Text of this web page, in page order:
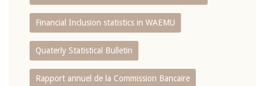
Financial Inclusion statistics in WAEMU
Quaterly Statistical Bulletin
Rapport annuel de la Commission Bancaire